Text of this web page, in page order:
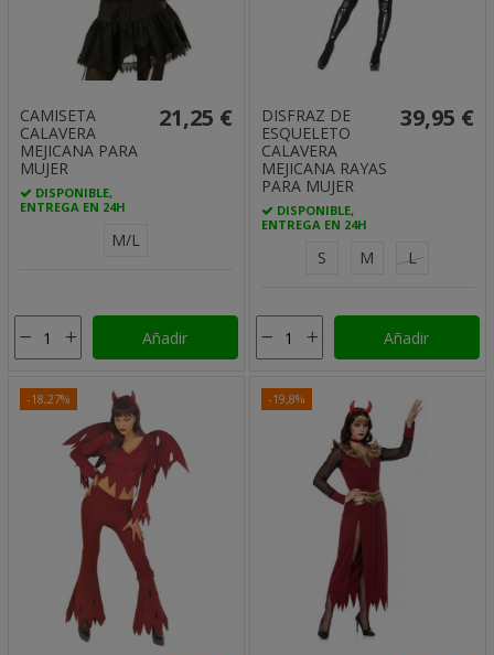
CAMISETA
CALAVERA
MEJICANA PARA
MUJER
DISPONIBLE,
ENTREGA EN 24H
21,25 €
M/L
Añadir
DISFRAZ DE
ESQUELETO
CALAVERA
MEJICANA RAYAS
PARA MUJER
DISPONIBLE,
ENTREGA EN 24H
39,95 €
S M L
Añadir
-18,27% -19,8%